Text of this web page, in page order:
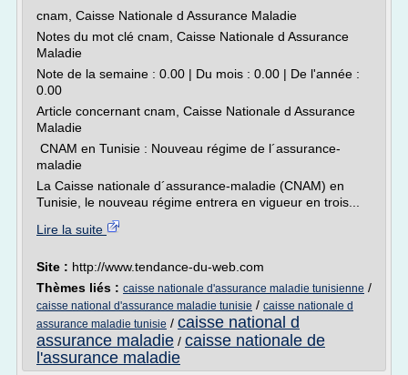
cnam, Caisse Nationale d Assurance Maladie
Notes du mot clé cnam, Caisse Nationale d Assurance
Maladie
Note de la semaine : 0.00 | Du mois : 0.00 | De l'année :
0.00
Article concernant cnam, Caisse Nationale d Assurance
Maladie
CNAM en Tunisie : Nouveau régime de l´assurance-
maladie
La Caisse nationale d´assurance-maladie (CNAM) en
Tunisie, le nouveau régime entrera en vigueur en trois...
Lire la suite
Site : http://www.tendance-du-web.com
Thèmes liés : caisse nationale d'assurance maladie tunisienne /
caisse national d'assurance maladie tunisie / caisse nationale d
assurance maladie tunisie / caisse national d
assurance maladie / caisse nationale de
l'assurance maladie